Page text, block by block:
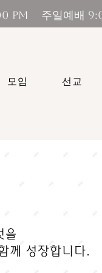
배 9:00 &
모임 선교
을
께 성장합니다.